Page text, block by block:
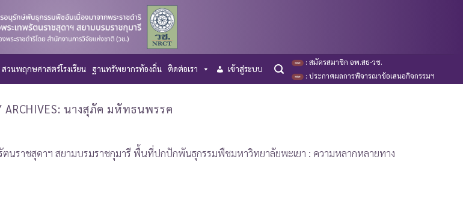
สวนพฤกษศาสตร์โรงเรียน ฐานทรัพยากรท้องถิ่น ติดต่อเรา เข้าสู่ระบบ
: สมัครสมาชิก อพ.สธ-วช.
: ประกาศผลการพิจารณาข้อเสนอกิจกรรมฯ
ARCHIVES: นางสุภัค มหัทธนพรรค
นราชสุดาฯ สยามบรมราชกุมารี พื้นที่ปกปักพันธุกรรมพืชมหาวิทยาลัยพะเยา : ความหลากหลายทาง